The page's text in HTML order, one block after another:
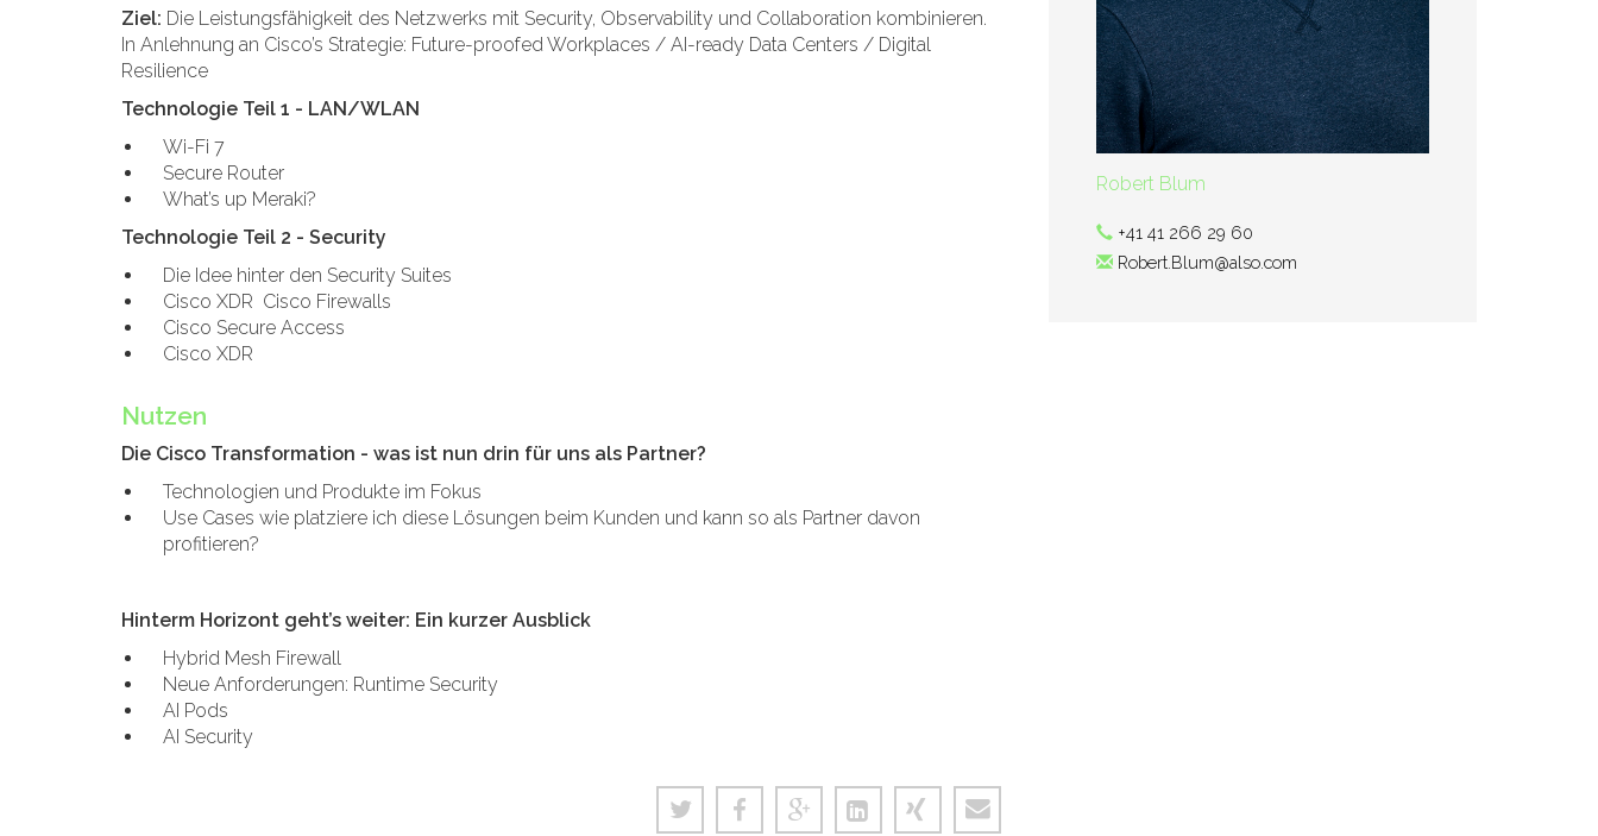
Ziel: Die Leistungsfähigkeit des Netzwerks mit Security, Observability und Collaboration kombinieren.
In Anlehnung an Cisco’s Strategie: Future-proofed Workplaces / AI-ready Data Centers / Digital
Resilience
Technologie Teil 1 - LAN/WLAN
Wi-Fi 7
Secure Router
What’s up Meraki?
Technologie Teil 2 - Security
Die Idee hinter den Security Suites
Cisco XDR Cisco Firewalls
Cisco Secure Access
Cisco XDR
Nutzen
Die Cisco Transformation - was ist nun drin für uns als Partner?
Technologien und Produkte im Fokus
Use Cases wie platziere ich diese Lösungen beim Kunden und kann so als Partner davon
profitieren?
Hinterm Horizont geht’s weiter: Ein kurzer Ausblick
Hybrid Mesh Firewall
Neue Anforderungen: Runtime Security
AI Pods
AI Security
Robert Blum
+41 41 266 29 60
Robert.Blum@also.com